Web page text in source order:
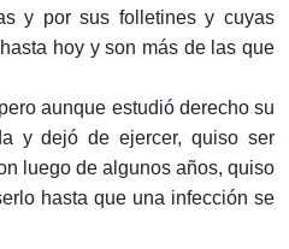
y por sus folletines y cuyas
hoy y son más de las que
aunque estudió derecho su
y dejó de ejercer, quiso ser
luego de algunos años, quiso
hasta que una infección se